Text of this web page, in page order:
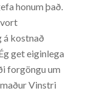
honum það.
kostnað
get eiginlega
forgöngu um
Vinstri